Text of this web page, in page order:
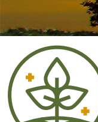
au
principal